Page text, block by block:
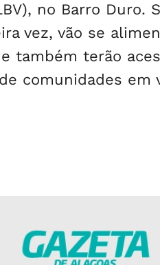
no Barro Duro.
vez, vão se
também terão
comunidades em